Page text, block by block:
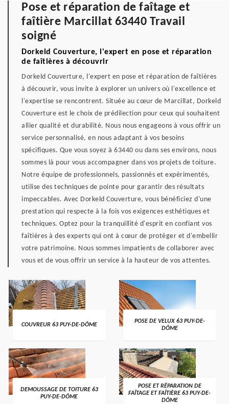
Pose et réparation de faîtage et
faîtière Marcillat 63440 Travail
soigné
Dorkeld Couverture, l'expert en pose et réparation
de faîtières à découvrir
Dorkeld Couverture, l'expert en pose et réparation de faîtières
à découvrir, vous invite à explorer un univers où l'excellence et
l'expertise se rencontrent. Située au cœur de Marcillat, Dorkeld
Couverture est le choix de prédilection pour ceux qui souhaitent
allier qualité et durabilité. Nous nous engageons à vous offrir un
service personnalisé, en nous adaptant à vos besoins
spécifiques. Que vous soyez à 63440 ou dans ses environs, nous
sommes là pour vous accompagner dans vos projets de toiture.
Notre équipe de professionnels, passionnés et expérimentés,
utilise des techniques de pointe pour garantir des résultats
impeccables. Avec Dorkeld Couverture, vous bénéficiez d'une
prestation qui respecte à la fois vos exigences esthétiques et
techniques. Optez pour la tranquillité d'esprit en confiant vos
faîtières à des experts qui ont à cœur de protéger et d'embellir
votre patrimoine. Nous sommes impatients de collaborer avec
vous et de vous offrir un service à la hauteur de vos attentes.
COUVREUR 63 PUY-DE-DÔME
POSE DE VELUX 63 PUY-DE-
DÔME
DEMOUSSAGE DE TOITURE 63
PUY-DE-DÔME
POSE ET RÉPARATION DE
FAÎTAGE ET FAÎTIÈRE 63 PUY-DE-
DÔME